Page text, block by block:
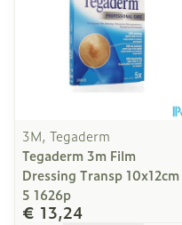
3M, Tegaderm
Tegaderm 3m Film
Dressing Transp 10x12cm
5 1626p
€ 13,24